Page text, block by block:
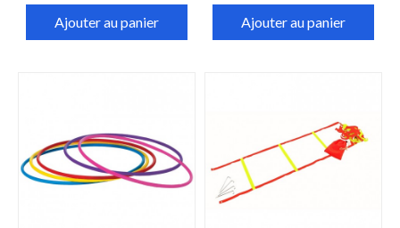
Ajouter au panier Ajouter au panier